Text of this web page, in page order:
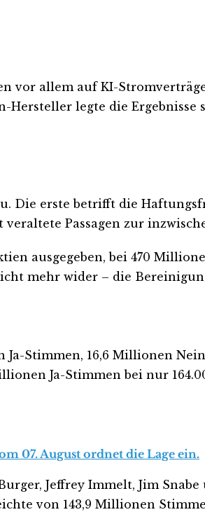
vor allem auf KI-
legte die Ergebnisse
Die erste betrifft die
Passagen zur
ausgegeben, bei 470
mehr wider – die
Stimmen, 16,6 Millionen
Ja-Stimmen bei nur
07. August ordnet die Lage ein.
Jeffrey Immelt, Jim
von 143,9 Millionen